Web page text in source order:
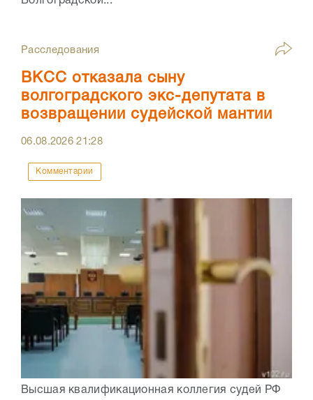
Расследования
ВКСС отказала сыну
волгоградского экс-депутата в
возвращении судейской мантии
06.08.202621:28
Комментарии
Высшая квалификационная коллегия судей РФ